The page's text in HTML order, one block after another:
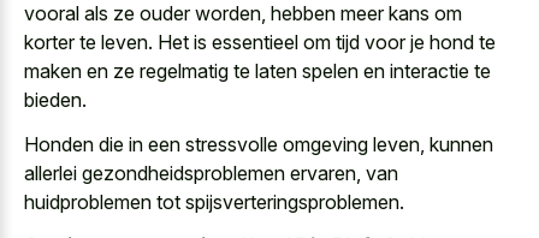
vooral als ze ouder worden, hebben meer kans om
korter te leven. Het is essentieel om tijd voor je hond te
maken en ze regelmatig te laten spelen en interactie te
bieden.
Honden die in een stressvolle omgeving leven, kunnen
allerlei gezondheidsproblemen ervaren, van
huidproblemen tot spijsverteringsproblemen.